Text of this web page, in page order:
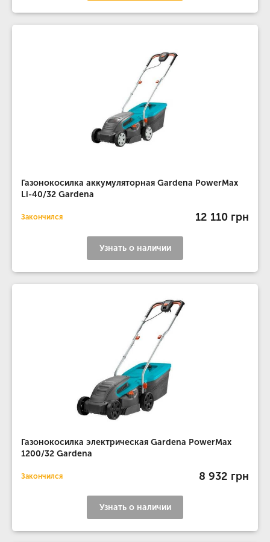
Газонокосилка аккумуляторная Gardena PowerMax
Li-40/32 Gardena
Закончился 12 110 грн
Узнать о наличии
Газонокосилка электрическая Gardena PowerMax
1200/32 Gardena
Закончился 8 932 грн
Узнать о наличии